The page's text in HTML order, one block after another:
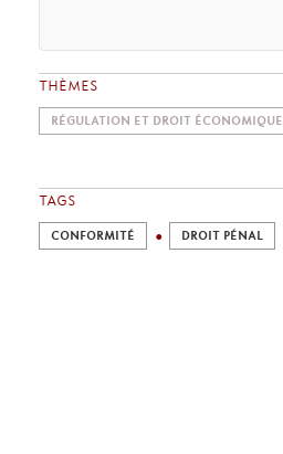
THÈMES
RÉGULATION ET DROIT ÉCONOMIQUE
TAGS
CONFORMITÉ DROIT PÉNAL